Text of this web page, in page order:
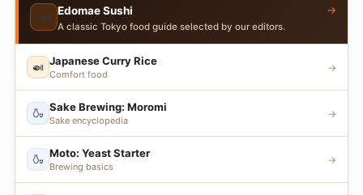
🍣 Edomae Sushi
A classic Tokyo food guide selected by our editors.
→
🍛 Japanese Curry Rice
Comfort food
→
🍶 Sake Brewing: Moromi
Sake encyclopedia
→
🍶 Moto: Yeast Starter
Brewing basics
→